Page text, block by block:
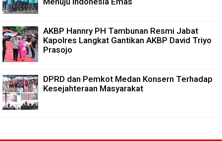
AKBP Hannry PH Tambunan Resmi Jabat
Kapolres Langkat Gantikan AKBP David Triyo
Prasojo
DPRD dan Pemkot Medan Konsern Terhadap
Kesejahteraan Masyarakat